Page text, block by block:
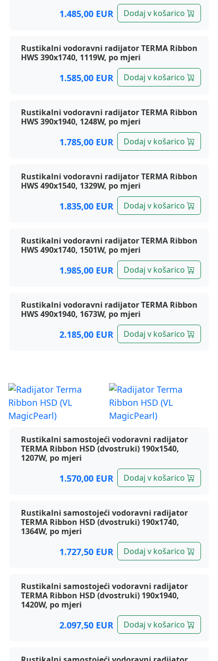
1.485,00 EUR Dodaj v košarico
Rustikalni vodoravni radijator TERMA Ribbon
HWS 390x1740, 1119W, po mjeri
1.585,00 EUR Dodaj v košarico
Rustikalni vodoravni radijator TERMA Ribbon
HWS 390x1940, 1248W, po mjeri
1.785,00 EUR Dodaj v košarico
Rustikalni vodoravni radijator TERMA Ribbon
HWS 490x1540, 1329W, po mjeri
1.835,00 EUR Dodaj v košarico
Rustikalni vodoravni radijator TERMA Ribbon
HWS 490x1740, 1501W, po mjeri
1.985,00 EUR Dodaj v košarico
Rustikalni vodoravni radijator TERMA Ribbon
HWS 490x1940, 1673W, po mjeri
2.185,00 EUR Dodaj v košarico
Rustikalni samostojeći vodoravni radijator
TERMA Ribbon HSD (dvostruki) 190x1540,
1207W, po mjeri
1.570,00 EUR Dodaj v košarico
Rustikalni samostojeći vodoravni radijator
TERMA Ribbon HSD (dvostruki) 190x1740,
1364W, po mjeri
1.727,50 EUR Dodaj v košarico
Rustikalni samostojeći vodoravni radijator
TERMA Ribbon HSD (dvostruki) 190x1940,
1420W, po mjeri
2.097,50 EUR Dodaj v košarico